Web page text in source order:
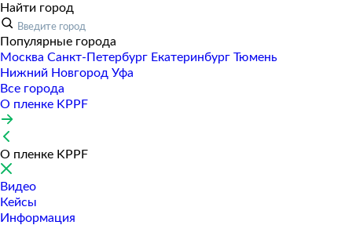
Найти город
Популярные города
Москва Санкт-Петербур Екатеринбур Тюмень
Нижний Новгород Уфа
Все города
О пленке KPPF
О пленке KPPF
Видео
Кейсы
Информация